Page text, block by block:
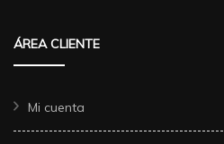
ÁREA CLIENTE
Mi cuenta